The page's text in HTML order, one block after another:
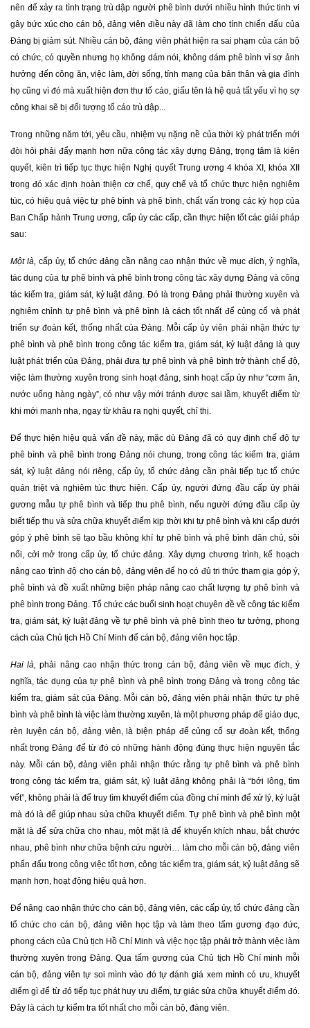
nên để xảy ra tình trạng trù dập người phê bình dưới nhiều hình thức tinh vi
gây bức xúc cho cán bộ, đảng viên điều này đã làm cho tính chiến đấu của
Đảng bị giảm sút. Nhiều cán bộ, đảng viên phát hiện ra sai phạm của cán bộ
có chức, có quyền nhưng họ không dám nói, không dám phê bình vì sợ ảnh
hưởng đến công ăn, việc làm, đời sống, tính mạng của bản thân và gia đình
họ cũng vì đó mà xuất hiện đơn thư tố cáo, giấu tên là hệ quả tất yếu vì họ sợ
công khai sẽ bị đối tượng tố cáo trù dập...
Trong những năm tới, yêu cầu, nhiệm vụ nặng nề của thời kỳ phát triển mới
đòi hỏi phải đẩy mạnh hơn nữa công tác xây dựng Đảng, trọng tâm là kiên
quyết, kiên trì tiếp tục thực hiện Nghị quyết Trung ương 4 khóa XI, khóa XII
trong đó xác định hoàn thiện cơ chế, quy chế và tổ chức thực hiện nghiêm
túc, có hiệu quả việc tự phê bình và phê bình, chất vấn trong các kỳ họp của
Ban Chấp hành Trung ương, cấp ủy các cấp, cần thực hiện tốt các giải pháp
sau:
Một là, cấp ủy, tổ chức đảng cần nâng cao nhận thức về mục đích, ý nghĩa,
tác dụng của tự phê bình và phê bình trong công tác xây dựng Đảng và công
tác kiểm tra, giám sát, kỷ luật đảng. Đó là trong Đảng phải thường xuyên và
nghiêm chỉnh tự phê bình và phê bình là cách tốt nhất để củng cố và phát
triển sự đoàn kết, thống nhất của Đảng. Mỗi cấp ủy viên phải nhận thức tự
phê bình và phê bình trong công tác kiểm tra, giám sát, kỷ luật đảng là quy
luật phát triển của Đảng, phải đưa tự phê bình và phê bình trở thành chế độ,
việc làm thường xuyên trong sinh hoạt đảng, sinh hoạt cấp ủy như “cơm ăn,
nước uống hàng ngày”, có như vậy mới tránh được sai lầm, khuyết điểm từ
khi mới manh nha, ngay từ khâu ra nghị quyết, chỉ thị.
Để thực hiện hiệu quả vấn đề này, mặc dù Đảng đã có quy định chế độ tự
phê bình và phê bình trong Đảng nói chung, trong công tác kiểm tra, giám
sát, kỷ luật đảng nói riêng, cấp ủy, tổ chức đảng cần phải tiếp tục tổ chức
quán triệt và nghiêm túc thực hiện. Cấp ủy, người đứng đầu cấp ủy phải
gương mẫu tự phê bình và tiếp thu phê bình, nếu người đứng đầu cấp ủy
biết tiếp thu và sửa chữa khuyết điểm kịp thời khi tự phê bình và khi cấp dưới
góp ý phê bình sẽ tạo bầu không khí tự phê bình và phê bình dân chủ, sôi
nổi, cởi mở trong cấp ủy, tổ chức đảng. Xây dựng chương trình, kế hoạch
nâng cao trình độ cho cán bộ, đảng viên để họ có đủ tri thức tham gia góp ý,
phê bình và đề xuất những biện pháp nâng cao chất lượng tự phê bình và
phê bình trong Đảng. Tổ chức các buổi sinh hoạt chuyên đề về công tác kiểm
tra, giám sát, kỷ luật đảng về tự phê bình và phê bình theo tư tưởng, phong
cách của Chủ tịch Hồ Chí Minh để cán bộ, đảng viên học tập.
Hai là, phải nâng cao nhận thức trong cán bộ, đảng viên về mục đích, ý
nghĩa, tác dụng của tự phê bình và phê bình trong Đảng và trong công tác
kiểm tra, giám sát của Đảng. Mỗi cán bộ, đảng viên phải nhận thức tự phê
bình và phê bình là việc làm thường xuyên, là một phương pháp để giáo dục,
rèn luyện cán bộ, đảng viên, là biện pháp để củng cố sự đoàn kết, thống
nhất trong Đảng để từ đó có những hành động đúng thực hiện nguyên tắc
này. Mỗi cán bộ, đảng viên phải nhận thức rằng tự phê bình và phê bình
trong công tác kiểm tra, giám sát, kỷ luật đảng không phải là “bới lông, tìm
vết”, không phải là để truy tìm khuyết điểm của đồng chí mình để xử lý, kỷ luật
mà đó là để giúp nhau sửa chữa khuyết điểm. Tự phê bình và phê bình một
mặt là để sửa chữa cho nhau, một mặt là để khuyến khích nhau, bắt chước
nhau, phê bình như chữa bệnh cứu người… làm cho mỗi cán bộ, đảng viên
phấn đấu trong công việc tốt hơn, công tác kiểm tra, giám sát, kỷ luật đảng sẽ
mạnh hơn, hoạt động hiệu quả hơn.
Để nâng cao nhận thức cho cán bộ, đảng viên, các cấp ủy, tổ chức đảng cần
tổ chức cho cán bộ, đảng viên học tập và làm theo tấm gương đạo đức,
phong cách của Chủ tịch Hồ Chí Minh và việc học tập phải trở thành việc làm
thường xuyên trong Đảng. Qua tấm gương của Chủ tịch Hồ Chí minh mỗi
cán bộ, đảng viên tự soi mình vào đó tự đánh giá xem mình có ưu, khuyết
điểm gì để từ đó tiếp tục phát huy ưu điểm, tự giác sửa chữa khuyết điểm đó.
Đây là cách tự kiểm tra tốt nhất cho mỗi cán bộ, đảng viên.